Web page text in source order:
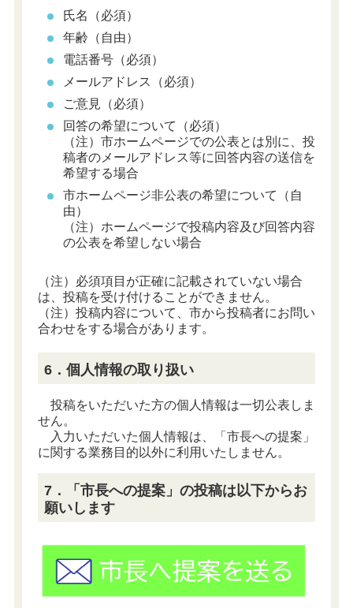
氏名（必須）
年齢（自由）
電話番号（必須）
メールアドレス（必須）
ご意見（必須）
回答の希望について（必須）
（注）市ホームページでの公表とは別に、投
稿者のメールアドレス等に回答内容の送信を
希望する場合
市ホームページ非公表の希望について（自
由）
（注）ホームページで投稿内容及び回答内容
の公表を希望しない場合
（注）必須項目が正確に記載されていない場合
は、投稿を受け付けることができません。
（注）投稿内容について、市から投稿者にお問い
合わせをする場合があります。
6．個人情報の取り扱い
投稿をいただいた方の個人情報は一切公表しま
せん。
入力いただいた個人情報は、「市長への提案」
に関する業務目的以外に利用いたしません。
7．「市長への提案」の投稿は以下からお
願いします